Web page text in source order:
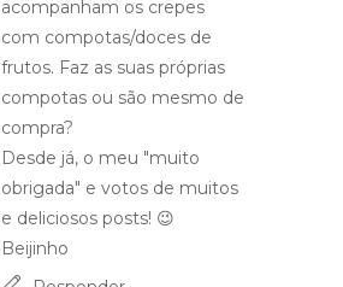
acompanham os crepes
com compotas/doces de
frutos. Faz as suas próprias
compotas ou são mesmo de
compra?
Desde já, o meu "muito
obrigada" e votos de muitos
e deliciosos posts! 😉
Beijinho